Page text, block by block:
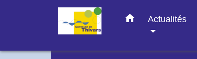
home Actualités